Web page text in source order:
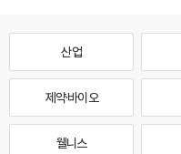
산업
제약·바이오
웰니스